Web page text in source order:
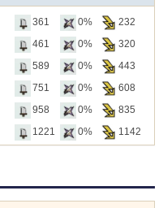
361 0% 232
461 0% 320
589 0% 443
751 0% 608
958 0% 835
1221 0% 1142